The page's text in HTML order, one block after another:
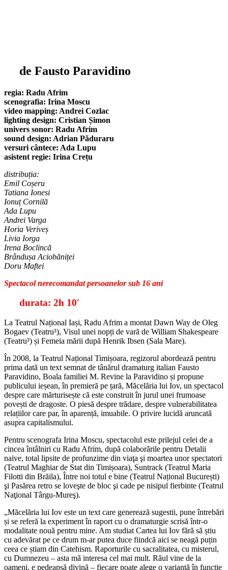
de Fausto Paravidino
regia: Radu Afrim
scenografia: Irina Moscu
video mapping: Andrei Cozlac
lighting design: Cristian Șimon
univers sonor: Radu Afrim
sound design: Adrian Păduraru
versuri cântece: Ada Lupu
asistent regie: Irina Crețu
distribuția:
Emil Coșeru
Tatiana Ionesi
Ionuț Cornilă
Ada Lupu
Andrei Varga
Horia Veriveș
Livia Iorga
Irena Boclincă
Brândușa Aciobăniței
Doru Maftei
Spectacol nerecomandat persoanelor sub 16 ani
durata: 2h 10′
La Teatrul Național Iași, Radu Afrim a montat Dawn Way de Oleg
Bogaev (Teatru³), Visul unei nopți de vară de William Shakespeare
(Teatru³) și Femeia mării după Henrik Ibsen (Sala Mare).
În 2008, la Teatrul Național Timișoara, regizorul abordează pentru
prima dată un text semnat de tânărul dramaturg italian Fausto
Paravidino, Boala familiei M. Revine la Paravidino și propune
publicului ieșean, în premieră pe țară, Măcelăria lui Iov, un spectacol
despre care mărturisește că este construit în jurul unei frumoase
povești de dragoste. O piesă despre trădare, despre vulnerabilitatea
relațiilor care par, în aparență, imuabile. O privire lucidă aruncată
asupra capitalismului.
Pentru scenografa Irina Moscu, spectacolul este prilejul celei de a
cincea întâlniri cu Radu Afrim, după colaborările pentru Detalii
naive, total lipsite de profunzime din viaţa şi moartea unor spectatori
(Teatrul Maghiar de Stat din Timișoara), Suntrack (Teatrul Maria
Filotti din Brăila), Între noi totul e bine (Teatrul Național București)
şi Pasărea retro se loveşte de bloc şi cade pe nisipul fierbinte (Teatrul
Naţional Târgu-Mureş).
„Măcelăria lui Iov este un text care generează sugestii, pune întrebări
și se referă la experiment în raport cu o dramaturgie scrisă într-o
modalitate nouă pentru mine. Am studiat Cartea lui Iov fără să știu
cu adevărat pe ce drum m-ar putea duce fiindcă aici se neagă puțin
ceea ce știam din Catehism. Raporturile cu sacralitatea, cu misterul,
cu Dumnezeu – asta mă interesa cel mai mult. Răul vine de la
oameni, e pedeapsă divină – fiecare poate alege o variantă în funcție